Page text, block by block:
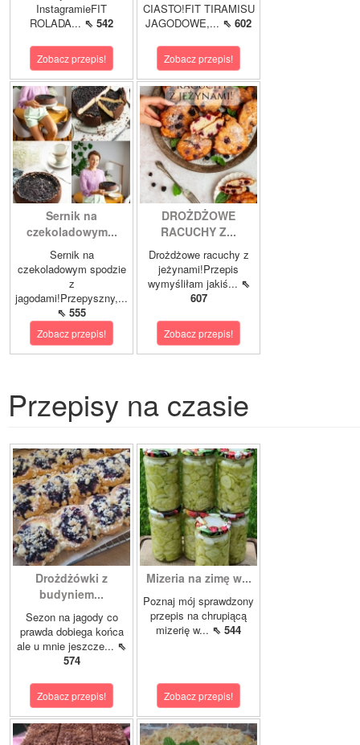
InstagramieFIT
ROLADA... ⇖ 542
Zobacz przepis!
CIASTO!FIT TIRAMISU
JAGODOWE,... ⇖ 602
Zobacz przepis!
Sernik na
czekoladowym...
Sernik na
czekoladowym spodzie
z
jagodami!Przepyszny,...
⇖ 555
Zobacz przepis!
DROŻDŻOWE
RACUCHY Z...
Drożdżowe racuchy z
jeżynami!Przepis
wymyśliłam jakiś... ⇖
607
Zobacz przepis!
Przepisy na czasie
Drożdżówki z
budyniem...
Sezon na jagody co
prawda dobiega końca
ale u mnie jeszcze... ⇖
574
Zobacz przepis!
Mizeria na zimę w...
Poznaj mój sprawdzony
przepis na chrupiącą
mizerię w... ⇖ 544
Zobacz przepis!